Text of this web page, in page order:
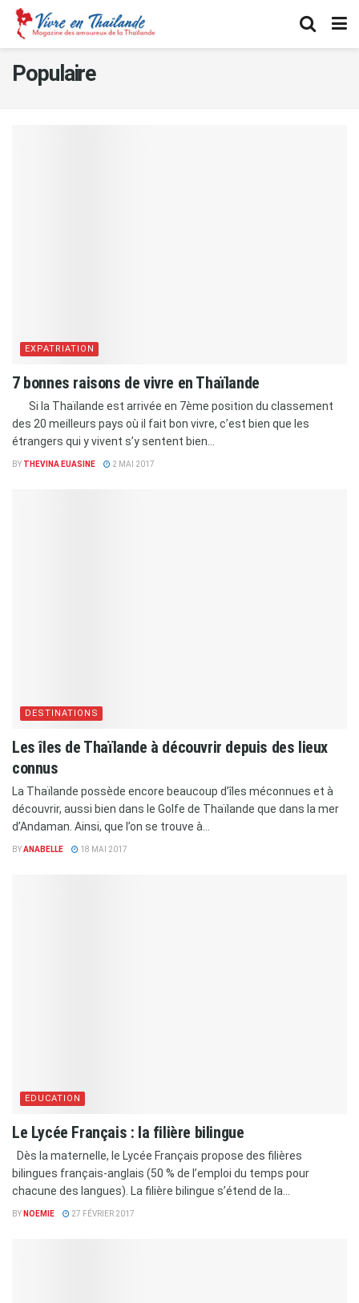
Populaire
EXPATRIATION
7 bonnes raisons de vivre en Thaïlande
Si la Thaïlande est arrivée en 7ème position du classement
des 20 meilleurs pays où il fait bon vivre, c’est bien que les
étrangers qui y vivent s’y sentent bien...
BY THEVINA EUASINE 2 MAI 2017
DESTINATIONS
Les îles de Thaïlande à découvrir depuis des lieux
connus
La Thaïlande possède encore beaucoup d’îles méconnues et à
découvrir, aussi bien dans le Golfe de Thaïlande que dans la mer
d’Andaman. Ainsi, que l’on se trouve à...
BYANABELLE 18 MAI 2017
EDUCATION
Le Lycée Français : la filière bilingue
Dès la maternelle, le Lycée Français propose des filières
bilingues français-anglais (50 % de l’emploi du temps pour
chacune des langues). La filière bilingue s’étend de la...
BY NOEMIE 27 FÉVRIER 2017